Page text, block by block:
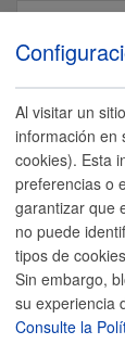
Home
Trámites
Ciudad
Turismo
Home /
Servicios
Oferta de
Al visitar un
información en
cookies). Esta
preferencias o
garantizar que
no puede
tipos de
Sin embargo,
su experiencia
Consulte la